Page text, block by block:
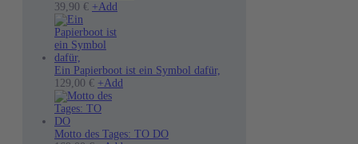
39,90 € +Add
Ein Papierboot ist ein Symbol dafür,
129,00 € +Add
Varianten
Motto des Tages: TO DO